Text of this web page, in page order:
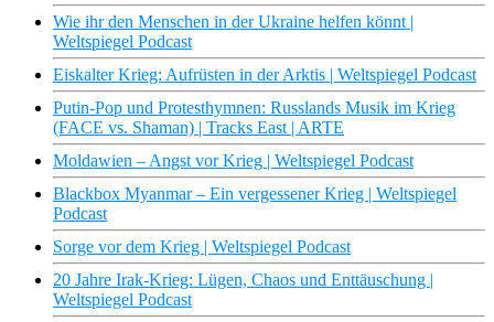
Wie ihr den Menschen in der Ukraine helfen könnt |
Weltspiegel Podcast
Eiskalter Krieg: Aufrüsten in der Arktis | Weltspiegel Podcast
Putin-Pop und Protesthymnen: Russlands Musik im Krieg
(FACE vs. Shaman) | Tracks East | ARTE
Moldawien – Angst vor Krieg | Weltspiegel Podcast
Blackbox Myanmar – Ein vergessener Krieg | Weltspiegel
Podcast
Sorge vor dem Krieg | Weltspiegel Podcast
20 Jahre Irak-Krieg: Lügen, Chaos und Enttäuschung |
Weltspiegel Podcast